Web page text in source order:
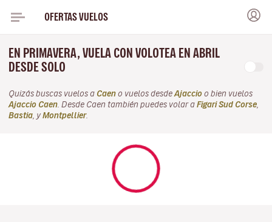
OFERTAS VUELOS
EN PRIMAVERA, VUELA CON VOLOTEA EN ABRIL
DESDE SOLO
Quizás buscas vuelos a Caen o vuelos desde Ajaccio o bien vuelos
Ajaccio Caen . Desde Caen también puedes volar a Figari Sud Corse
Bastia , y Montpellier.